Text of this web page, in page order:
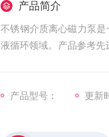
产品简介
不锈钢介质离心磁力泵
液循环领域。产品参考
产品型号： 更新